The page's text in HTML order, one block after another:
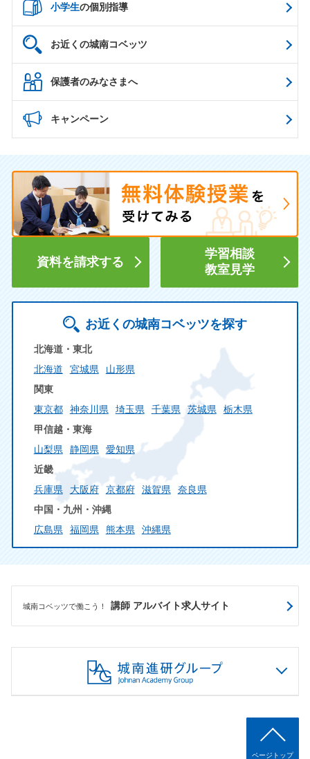
小学生の個別指導
お近くの城南コベッツ
保護者のみなさまへ
キャンペーン
資料を請求する
学習相談
教室見学
お近くの城南コベッツを探す
北海道・東北
北海道
宮城県
山形県
関東
東京都
神奈川県 埼玉県 千葉県 茨城県
栃木県
甲信越・東海
山梨県
静岡県
愛知県
近畿
兵庫県
大阪府 京都府 滋賀県
奈良県
中国・九州・沖縄
広島県
福岡県 熊本県 沖縄県
城南コベッツで働こう！ 講師 アルバイト求人サイト
ページトップ